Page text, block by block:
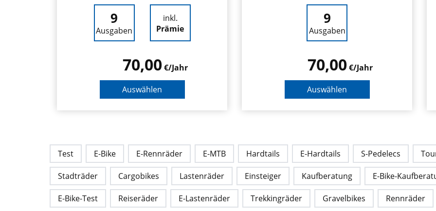
9
Ausgaben
inkl.
Prämie
70,00€/Jahr
Auswählen
9
Ausgaben
70,00€/Jahr
Auswählen
Test E-Bike E-Rennräder E-MTB Hardtails E-Hardtails S-Pedelecs
Stadträder Cargobikes Lastenräder Einsteiger Kaufberatung E-Bike-
E-Bike-Test Reiseräder E-Lastenräder Trekkingräder Gravelbikes Rennräder